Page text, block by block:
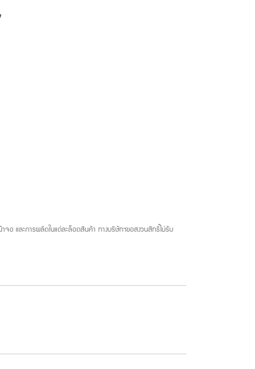
จอ และการผลิตในแต่ละล็อตสินค้า ทางบริษัทฯขอสงวนสิทธิ์ไม่รับ